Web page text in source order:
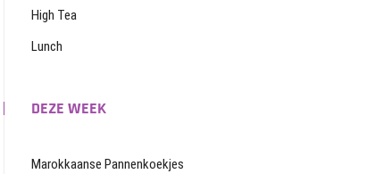
High Tea
Lunch
DEZE WEEK
Marokkaanse Pannenkoekjes